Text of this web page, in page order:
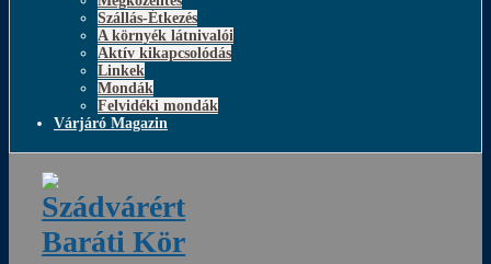
Szállás-Étkezés
A környék látnivalói
Aktív kikapcsolódás
Linkek
Mondák
Felvidéki mondák
Várjáró Magazin